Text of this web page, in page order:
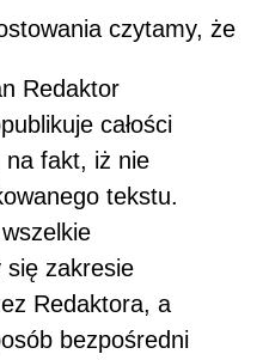
czytamy, że
Redaktor
całości
na fakt, iż nie
tekstu.
się zakresie
Redaktora, a
bezpośredni